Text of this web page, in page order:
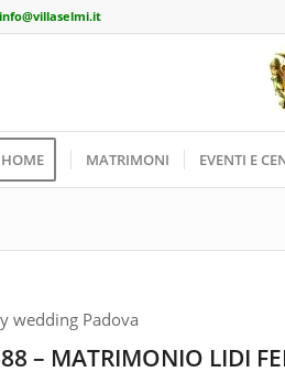
info@villaselmi.it
HOME MATRIMONI EVENTI E
– MATRIMONIO LIDI